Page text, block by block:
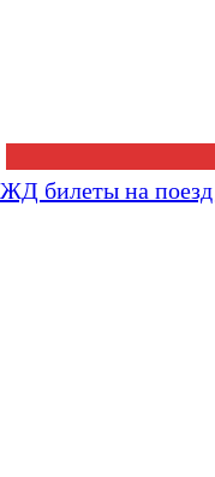
ЖД билеты на